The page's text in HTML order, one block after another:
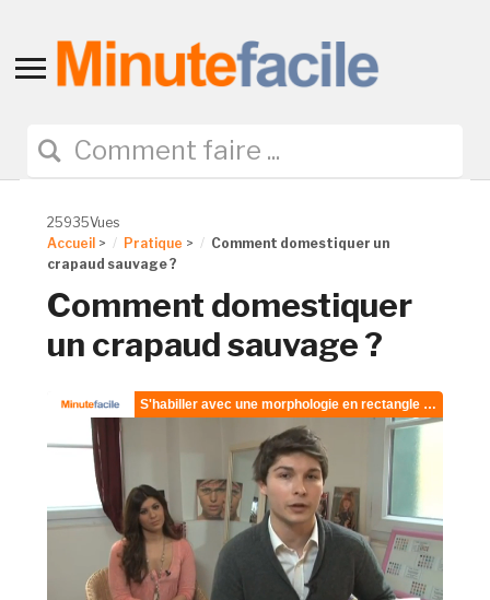
Toggle
navigation
25935Vues
Accueil > Pratique >
Comment domestiquer un
crapaud sauvage ?
Comment domestiquer
un crapaud sauvage ?